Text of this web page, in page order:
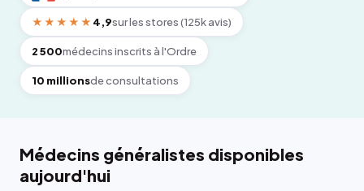
★★★★★ 4,9sur les stores (125k avis)
2 500médecins inscrits à l'Ordre
10 millionsde consultations
Médecins généralistes disponibles
aujourd'hui